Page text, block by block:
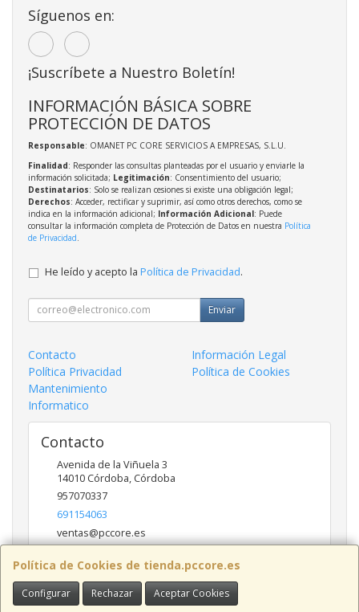
Política de Cookies de tienda.pccore.es
Configurar Rechazar Aceptar Cookies
Síguenos en:
¡Suscríbete a Nuestro Boletín!
INFORMACIÓN BÁSICA SOBRE
PROTECCIÓN DE DATOS
Responsable: OMANET PC CORE SERVICIOS A EMPRESAS, S.L.U.
Finalidad: Responder las consultas planteadas por el usuario y enviarle la
información solicitada; Legitimación: Consentimiento del usuario;
Destinatarios: Solo se realizan cesiones si existe una obligación legal;
Derechos: Acceder, rectificar y suprimir, así como otros derechos, como se
indica en la información adicional; Información Adicional: Puede
consultar la información completa de Protección de Datos en nuestra Política
de Privacidad
He leído y acepto la Política de Privacidad.
Enviar
Contacto
Información Legal
Política Privacidad
Política de Cookies
Mantenimiento
Informatico
Contacto
Avenida de la Viñuela 3
14010 Córdoba, Córdoba
957070337
691154063
ventas@pccore.es
Horario
10-13:30